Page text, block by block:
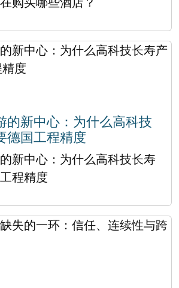
购买哪些酒店？
的新中心：为什么高科技
德国工程精度
新中心：为什么高科技长寿
程精度